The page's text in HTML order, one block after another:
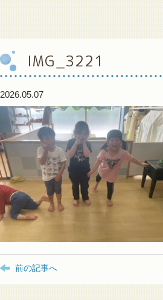
IMG_3221
2026.05.07
前の記事へ